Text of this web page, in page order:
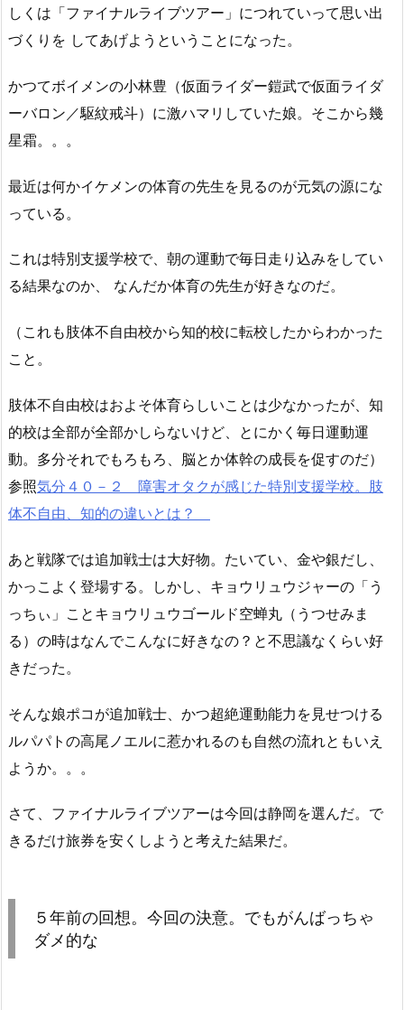
しくは「ファイナルライブツアー」につれていって思い出
づくりを してあげようということになった。
かつてボイメンの小林豊（仮面ライダー鎧武で仮面ライダ
ーバロン／駆紋戒斗）に激ハマリしていた娘。そこから幾
星霜。。。
最近は何かイケメンの体育の先生を見るのが元気の源にな
っている。
これは特別支援学校で、朝の運動で毎日走り込みをしてい
る結果なのか、 なんだか体育の先生が好きなのだ。
（これも肢体不自由校から知的校に転校したからわかった
こと。
肢体不自由校はおよそ体育らしいことは少なかったが、知
的校は全部が全部かしらないけど、とにかく毎日運動運
動。多分それでもろもろ、脳とか体幹の成長を促すのだ）
参照気分４０－２ 障害オタクが感じた特別支援学校。肢
体不自由、知的の違いとは？
あと戦隊では追加戦士は大好物。たいてい、金や銀だし、
かっこよく登場する。しかし、キョウリュウジャーの「う
っちぃ」ことキョウリュウゴールド空蝉丸（うつせみま
る）の時はなんでこんなに好きなの？と不思議なくらい好
きだった。
そんな娘ポコが追加戦士、かつ超絶運動能力を見せつける
ルパパトの高尾ノエルに惹かれるのも自然の流れともいえ
ようか。。。
さて、ファイナルライブツアーは今回は静岡を選んだ。で
きるだけ旅券を安くしようと考えた結果だ。
５年前の回想。今回の決意。でもがんばっちゃ
ダメ的な